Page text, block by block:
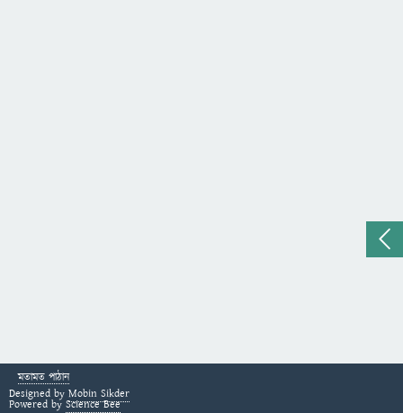
মতামত পাঠান
Designed by Mobin Sikder
Powered by Science Bee